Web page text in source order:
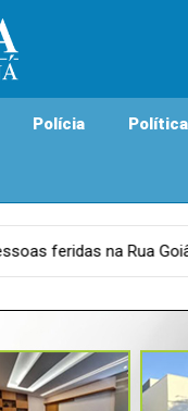
Polícia Política
com a Rua T-23 em Ji-